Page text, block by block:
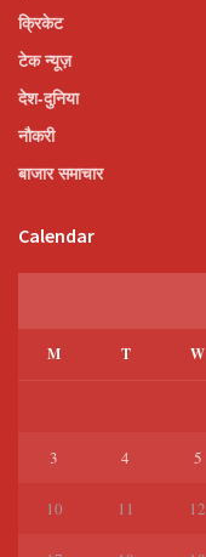
क्रिकेट
टेक न्यूज़
देश-दुनिया
नौकरी
बाजार समाचार
Calendar
M T W
3 4 5
10 11 12